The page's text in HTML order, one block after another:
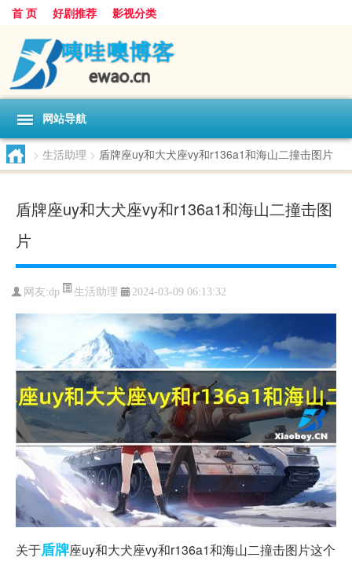
首 页 好剧推荐 影视分类
网站导航
> 生活助理 > 盾牌座uy和大犬座vy和r136a1和海山二撞击图片
盾牌座uy和大犬座vy和r136a1和海山二撞击图
片
网友:dp 生活助理 2024-03-09 06:13:32
关于盾牌座uy和大犬座vy和r136a1和海山二撞击图片这个